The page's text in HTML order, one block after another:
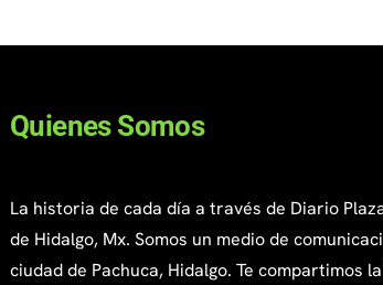
Quienes Somos
La historia de cada día a través de Diario
de Hidalgo, Mx. Somos un medio de
ciudad de Pachuca, Hidalgo. Te compartimos